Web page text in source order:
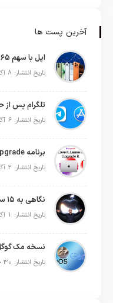
آخرین پست ها
تاریخ انتشار: 8 آگوست 2026
تلگرام پس
تاریخ انتشار: 6 آگوست 2026
تاریخ انتشار: 2 آگوست 2026
نگاهی به ۱۵ سال مدیریت تیم کوک در اپل
تاریخ انتشار: 1 آگوست 2026
تاریخ انتشار: 30 جولای 2026